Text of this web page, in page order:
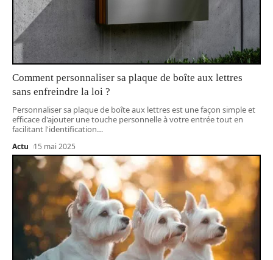
Comment personnaliser sa plaque de boîte aux lettres
sans enfreindre la loi ?
Personnaliser sa plaque de boîte aux lettres est une façon simple et
efficace d'ajouter une touche personnelle à votre entrée tout en
facilitant l'identification…
Actu 15 mai 2025